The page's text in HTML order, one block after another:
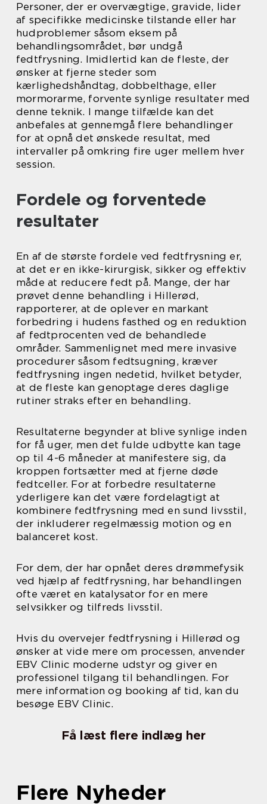
Personer, der er overvægtige, gravide, lider
af specifikke medicinske tilstande eller har
hudproblemer såsom eksem på
behandlingsområdet, bør undgå
fedtfrysning. Imidlertid kan de fleste, der
ønsker at fjerne steder som
kærlighedshåndtag, dobbelthage, eller
mormorarme, forvente synlige resultater med
denne teknik. I mange tilfælde kan det
anbefales at gennemgå flere behandlinger
for at opnå det ønskede resultat, med
intervaller på omkring fire uger mellem hver
session.
Fordele og forventede
resultater
En af de største fordele ved fedtfrysning er,
at det er en ikke-kirurgisk, sikker og effektiv
måde at reducere fedt på. Mange, der har
prøvet denne behandling i Hillerød,
rapporterer, at de oplever en markant
forbedring i hudens fasthed og en reduktion
af fedtprocenten ved de behandlede
områder. Sammenlignet med mere invasive
procedurer såsom fedtsugning, kræver
fedtfrysning ingen nedetid, hvilket betyder,
at de fleste kan genoptage deres daglige
rutiner straks efter en behandling.
Resultaterne begynder at blive synlige inden
for få uger, men det fulde udbytte kan tage
op til 4-6 måneder at manifestere sig, da
kroppen fortsætter med at fjerne døde
fedtceller. For at forbedre resultaterne
yderligere kan det være fordelagtigt at
kombinere fedtfrysning med en sund livsstil,
der inkluderer regelmæssig motion og en
balanceret kost.
For dem, der har opnået deres drømmefysik
ved hjælp af fedtfrysning, har behandlingen
ofte været en katalysator for en mere
selvsikker og tilfreds livsstil.
Hvis du overvejer fedtfrysning i Hillerød og
ønsker at vide mere om processen, anvender
EBV Clinic moderne udstyr og giver en
professionel tilgang til behandlingen. For
mere information og booking af tid, kan du
besøge EBV Clinic.
Få læst flere indlæg her
Flere Nyheder